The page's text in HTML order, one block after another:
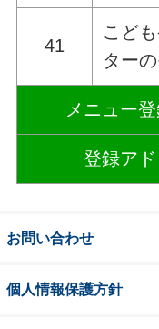
41
こど
ター
メニュー
登録ア
お問い合わせ
個人情報保護方針